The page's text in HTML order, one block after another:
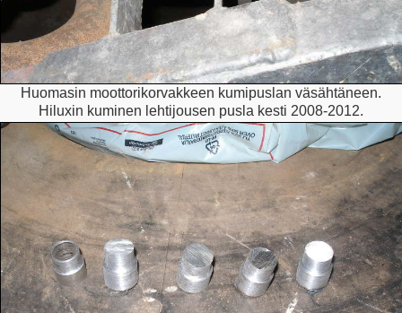
Huomasin moottorikorvakkeen kumipuslan väsähtäneen.
Hiluxin kuminen lehtijousen pusla kesti 2008-2012.